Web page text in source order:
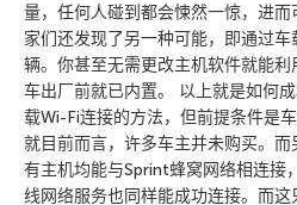
量，任何人碰到都会悚然一惊，进
家们还发现了另一种可能，即通过
辆。你甚至无需更改主机软件就能
车出厂前就已内置。 以上就是如何
载Wi-Fi连接的方法，但前提条件是
就目前而言，许多车主并未购买。
有主机均能与Sprint蜂窝网络相连接
线网络服务也同样能成功连接。而